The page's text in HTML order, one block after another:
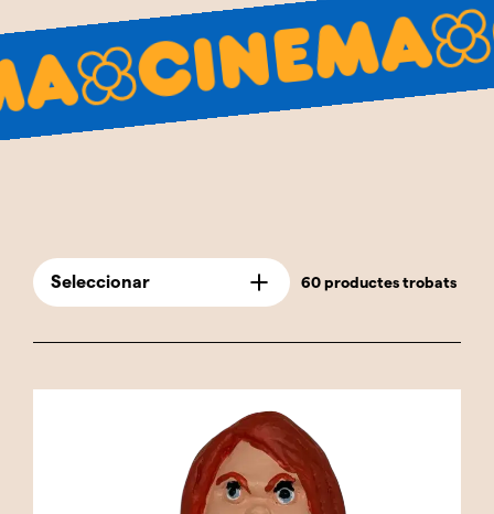
ciència ficció i fantasia. Amb una atenció
meticulosa al detall, cada figura reflecteix no
només l'aspecte físic del personatge, sinó
també la personalitat i els trets que l'han fet
memorable. La nostra col·lecció inclou
drames, i pel·lícules animades. Aquests
caganers són perfectes per als amants del
cinèfil. En incloure personatges de diferents
gèneres i èpoques, aquesta categoria ofereix
alguna cosa per a tots els gustos i
preferències, celebrant tant l'art del cinema
Seleccionar 60 productes trobats